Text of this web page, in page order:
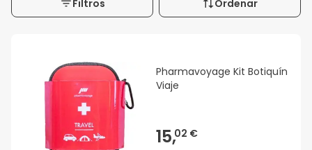
Filtros Ordenar
Pharmavoyage Kit Botiquín
Viaje
15,02 €